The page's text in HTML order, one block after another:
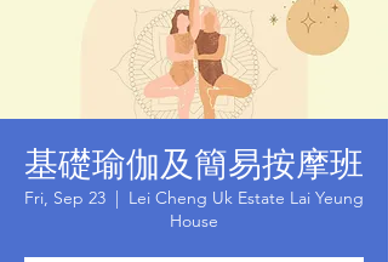
基礎瑜伽及簡易按摩班
Fri, Sep 23
  |
Lei Cheng Uk Estate Lai Yeung
House